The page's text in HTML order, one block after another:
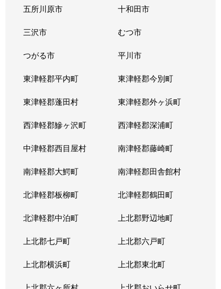
五所川原市 十和田市
三沢市 むつ市
つがる市 平川市
東津軽郡平内町 東津軽郡今別町
東津軽郡蓬田村 東津軽郡外ヶ浜町
西津軽郡鰺ヶ沢町 西津軽郡深浦町
中津軽郡西目屋村 南津軽郡藤崎町
南津軽郡大鰐町 南津軽郡田舎館村
北津軽郡板柳町 北津軽郡鶴田町
北津軽郡中泊町 上北郡野辺地町
上北郡七戸町 上北郡六戸町
上北郡横浜町 上北郡東北町